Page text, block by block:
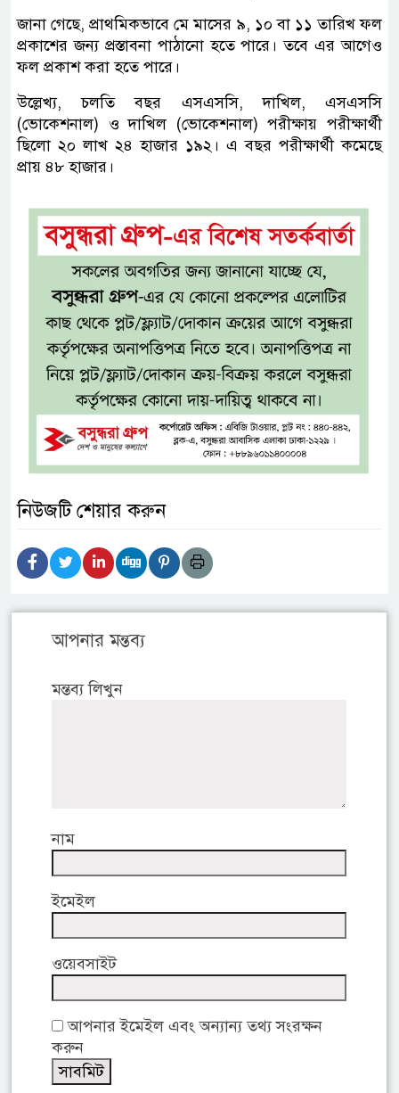
জানা গেছে, প্রাথমিকভাবে মে মাসের ৯, ১০ বা ১১ তারিখ ফল
প্রকাশের জন্য প্রস্তাবনা পাঠানো হতে পারে। তবে এর আগেও
ফল প্রকাশ করা হতে পারে।
উল্লেখ্য, চলতি বছর এসএসসি, দাখিল, এসএসসি
(ভোকেশনাল) ও দাখিল (ভোকেশনাল) পরীক্ষায় পরীক্ষার্থী
ছিলো ২০ লাখ ২৪ হাজার ১৯২। এ বছর পরীক্ষার্থী কমেছে
প্রায় ৪৮ হাজার।
নিউজটি শেয়ার করুন
আপনার মন্তব্য
মন্তব্য লিখুন
নাম
ইমেইল
ওয়েবসাইট
আপনার ইমেইল এবং অন্যান্য তথ্য সংরক্ষন
করুন